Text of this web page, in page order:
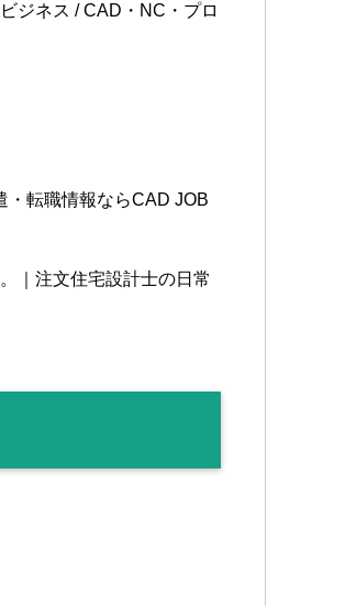
ジネス / CAD・NC・プロ
・転職情報ならCAD JOB
｜注文住宅設計士の日常